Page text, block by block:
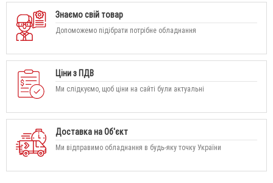
Знаємо свій товар
Допоможемо підібрати потрібне обладнання
Ціни з ПДВ
Ми слідкуємо, щоб ціни на сайті були актуальні
Доставка на Об'єкт
Ми відправимо обладнання в будь-яку точку України